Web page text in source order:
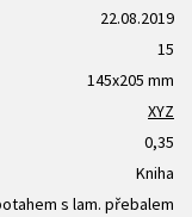
22.08.2019
15
145x205 mm
XYZ
0,35
Kniha
s lam. přebalem